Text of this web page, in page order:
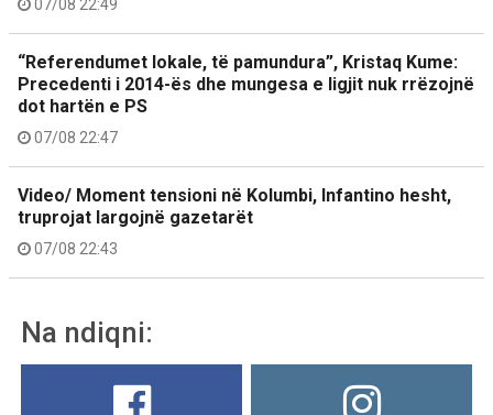
07/08 22:49
“Referendumet lokale, të pamundura”, Kristaq Kume:
Precedenti i 2014-ës dhe mungesa e ligjit nuk rrëzojnë
dot hartën e PS
07/08 22:47
Video/ Moment tensioni në Kolumbi, Infantino hesht,
truprojat largojnë gazetarët
07/08 22:43
Na ndiqni: